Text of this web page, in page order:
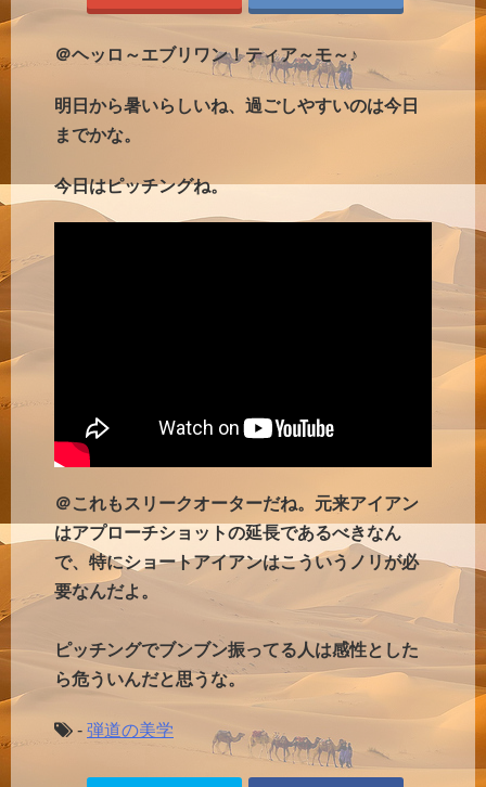
＠ヘッロ～エブリワン！ティア～モ～♪
明日から暑いらしいね、過ごしやすいのは今日
までかな。
今日はピッチングね。
＠これもスリークオーターだね。元来アイアン
はアプローチショットの延長であるべきなん
で、特にショートアイアンはこういうノリが必
要なんだよ。
ピッチングでブンブン振ってる人は感性とした
ら危ういんだと思うな。
- 弾道の美学